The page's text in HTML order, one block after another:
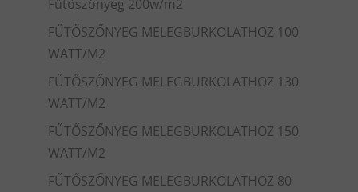
Fűtőszőnyeg 200w/m2
FŰTŐSZŐNYEG MELEGBURKOLATHOZ 100
WATT/M2
FŰTŐSZŐNYEG MELEGBURKOLATHOZ 130
WATT/M2
FŰTŐSZŐNYEG MELEGBURKOLATHOZ 150
WATT/M2
FŰTŐSZŐNYEG MELEGBURKOLATHOZ 80